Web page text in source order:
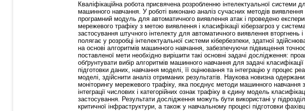
Кваліфікаційна робота присвячена розробленню інтелектуальної системи
машинного навчання. У роботі виконано аналіз сучасних методів
програмний модуль для автоматичного виявлення атак і проведено
мережевого трафіку з метою виявлення і класифікації кіберзагроз у
застосування штучного інтелекту для автоматичного виявлення
полягає у розробці інтелектуальної системи кібербезпеки, здатної
на основі алгоритмів машинного навчання, забезпечуючи підвищення
поставленої мети необхідно вирішити такі основні задачі дослідження:
обґрунтувати вибір алгоритмів машинного навчання для задачі
підготовки даних, навчання моделі, її оцінювання та інтеграцію у процес
моделі, здійснити аналіз отриманих результатів. Наукова новизна
моніторингу мережевого трафіку, яка поєднує методи машинного
інтеграції числових і категорійних ознак трафіку в єдину модель
застосування. Результати дослідження можуть бути використані у
критичної інфраструктури, а також у навчальному процесі підготовки